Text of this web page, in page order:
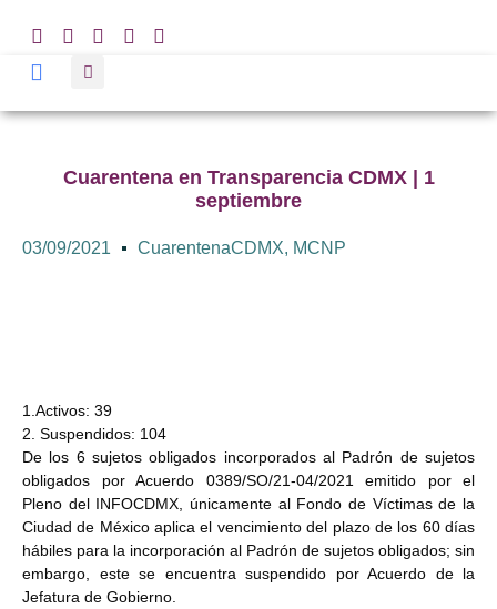
Cuarentena en Transparencia CDMX | 1
septiembre
03/09/2021 CuarentenaCDMX, MCNP
1.Activos: 39
2. Suspendidos: 104
De los 6 sujetos obligados incorporados al Padrón de sujetos
obligados por Acuerdo 0389/SO/21-04/2021 emitido por el
Pleno del INFOCDMX, únicamente al Fondo de Víctimas de la
Ciudad de México aplica el vencimiento del plazo de los 60 días
hábiles para la incorporación al Padrón de sujetos obligados; sin
embargo, este se encuentra suspendido por Acuerdo de la
Jefatura de Gobierno.